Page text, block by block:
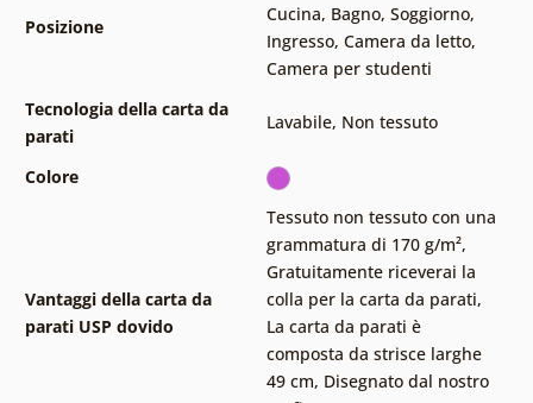
Posizione
Cucina, Bagno, Soggiorno,
Ingresso, Camera da letto,
Camera per studenti
Tecnologia della carta da
parati
Lavabile, Non tessuto
Colore
Vantaggi della carta da
parati USP dovido
Tessuto non tessuto con una
grammatura di 170 g/m²,
Gratuitamente riceverai la
colla per la carta da parati,
La carta da parati è
composta da strisce larghe
49 cm, Disegnato dal nostro